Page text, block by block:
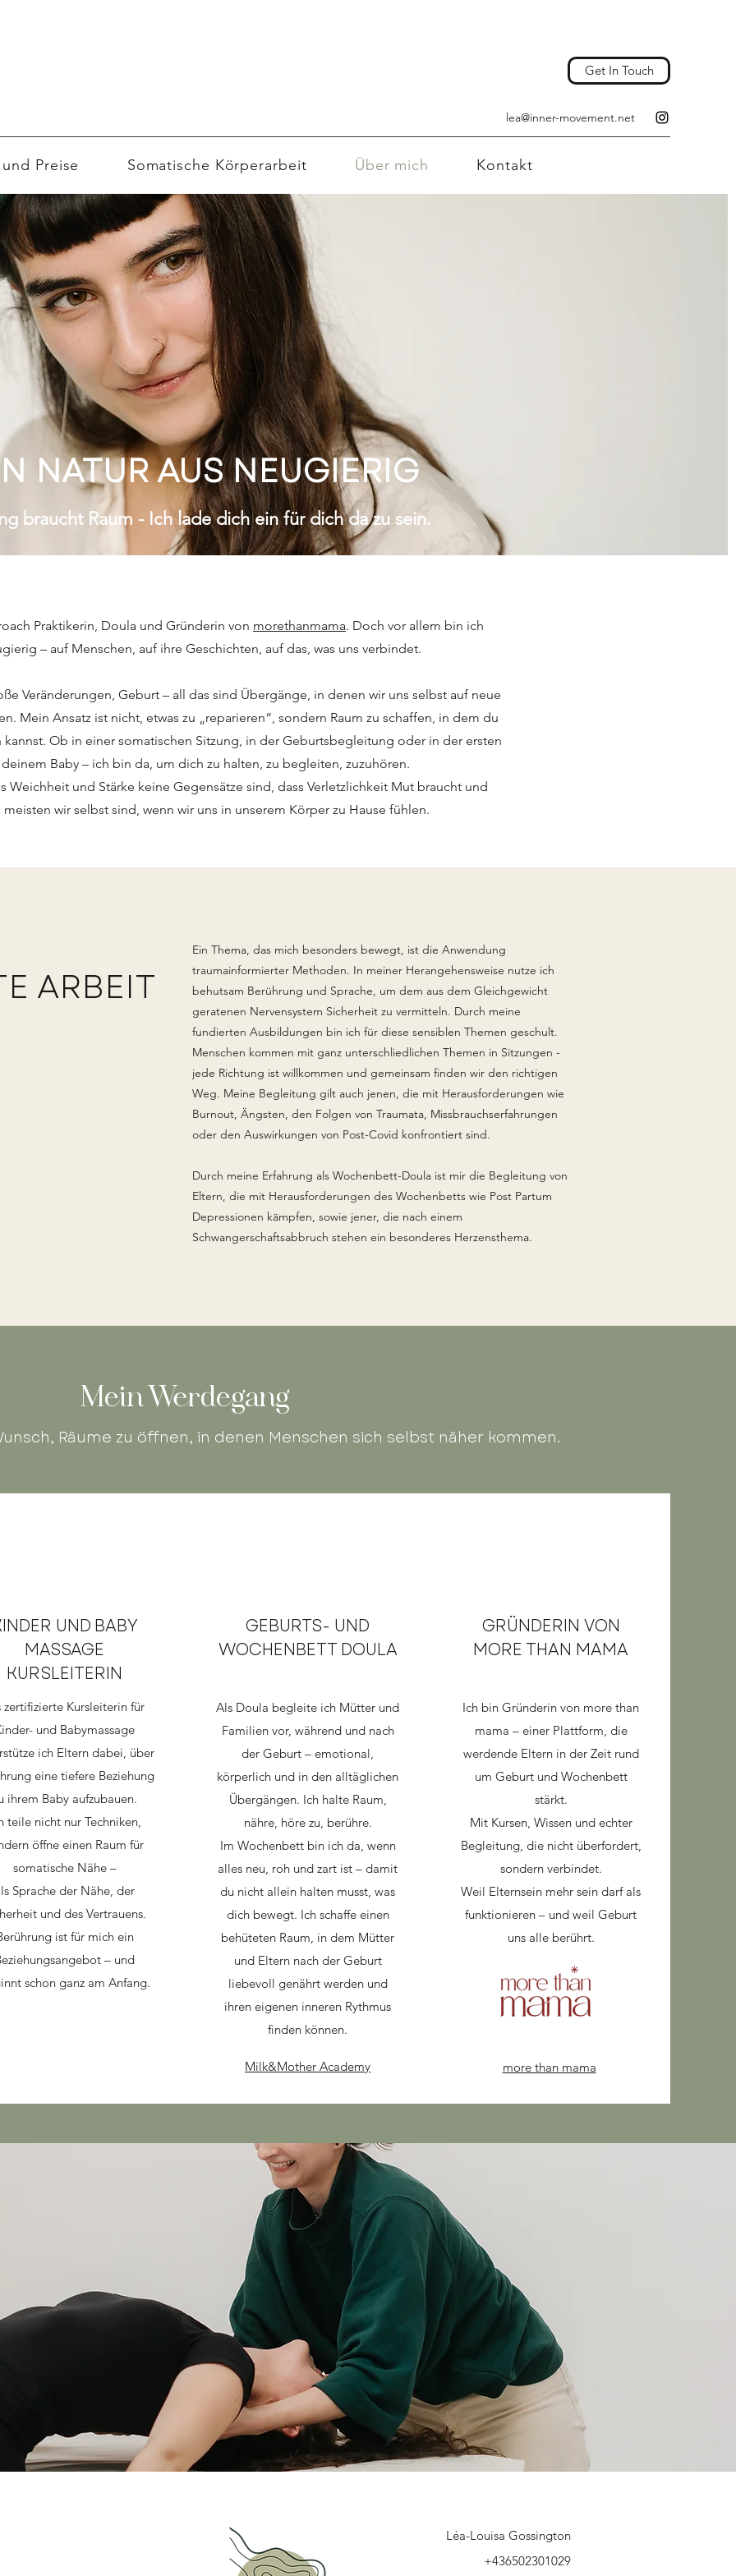
Get In Touch
lea@inner-movement.net
Preise Somatische Körperarbeit Über mich Kontakt
NATUR AUS NEUGIERIG
braucht Raum - Ich lade dich ein für dich da zu sein.
Praktikerin, Doula und Gründerin von morethanmama. Doch vor allem bin ich
– auf Menschen, auf ihre Geschichten, auf das, was uns verbindet.
Veränderungen, Geburt – all das sind Übergänge, in denen wir uns selbst auf neue
Mein Ansatz ist nicht, etwas zu „reparieren“, sondern Raum zu schaffen, in dem du
Ob in einer somatischen Sitzung, in der Geburtsbegleitung oder in der ersten
Baby – ich bin da, um dich zu halten, zu begleiten, zuzuhören.
Weichheit und Stärke keine Gegensätze sind, dass Verletzlichkeit Mut braucht und
meisten wir selbst sind, wenn wir uns in unserem Körper zu Hause fühlen.
ARBEIT
Ein Thema, das mich besonders bewegt, ist die Anwendung
traumainformierter Methoden. In meiner Herangehensweise nutze ich
behutsam Berührung und Sprache, um dem aus dem Gleichgewicht
geratenen Nervensystem Sicherheit zu vermitteln. Durch meine
fundierten Ausbildungen bin ich für diese sensiblen Themen geschult.
Menschen kommen mit ganz unterschliedlichen Themen in Sitzungen -
jede Richtung ist willkommen und gemeinsam finden wir den richtigen
Weg. Meine Begleitung gilt auch jenen, die mit Herausforderungen wie
Burnout, Ängsten, den Folgen von Traumata, Missbrauchserfahrungen
oder den Auswirkungen von Post-Covid konfrontiert sind.
Durch meine Erfahrung als Wochenbett-Doula ist mir die Begleitung von
Eltern, die mit Herausforderungen des Wochenbetts wie Post Partum
Depressionen kämpfen, sowie jener, die nach einem
Schwangerschaftsabbruch stehen ein besonderes Herzensthema.
Mein Werdegang
Räume zu öffnen, in denen Menschen sich selbst näher kommen.
UND BABY
MASSAGE
KURSLEITERIN
zertifizierte Kursleiterin für
und Babymassage
ich Eltern dabei, über
eine tiefere Beziehung
ihrem Baby aufzubauen.
teile nicht nur Techniken,
öffne einen Raum für
somatische Nähe –
Sprache der Nähe, der
und des Vertrauens.
ist für mich ein
– und
schon ganz am Anfang.
GEBURTS- UND
WOCHENBETT DOULA
Als Doula begleite ich Mütter und
Familien vor, während und nach
der Geburt – emotional,
körperlich und in den alltäglichen
Übergängen. Ich halte Raum,
nähre, höre zu, berühre.
Im Wochenbett bin ich da, wenn
alles neu, roh und zart ist – damit
du nicht allein halten musst, was
dich bewegt. Ich schaffe einen
behüteten Raum, in dem Mütter
und Eltern nach der Geburt
liebevoll genährt werden und
ihren eigenen inneren Rythmus
finden können.
Milk&Mother Academy
GRÜNDERIN VON
MORE THAN MAMA
Ich bin Gründerin von more than
mama – einer Plattform, die
werdende Eltern in der Zeit rund
um Geburt und Wochenbett
stärkt.
Mit Kursen, Wissen und echter
Begleitung, die nicht überfordert,
sondern verbindet.
Weil Elternsein mehr sein darf als
funktionieren – und weil Geburt
uns alle berührt.
more than mama
Léa-Louisa Gossington
+436502301029